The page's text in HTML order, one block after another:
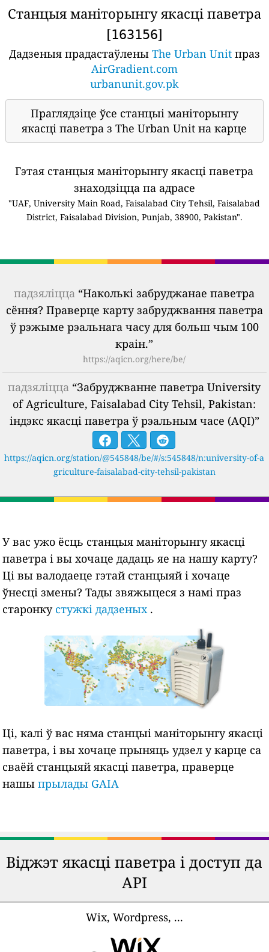
Станцыя маніторынгу якасці паветра
[163156]
Дадзеныя прадастаўлены The Urban Unit праз
AirGradient.com
urbanunit.gov.pk
Праглядзіце ўсе станцыі маніторынгу
якасці паветра з The Urban Unit на карце
Гэтая станцыя маніторынгу якасці паветра
знаходзіцца па адрасе
"UAF, University Main Road, Faisalabad City Tehsil, Faisalabad
District, Faisalabad Division, Punjab, 38900, Pakistan".
падзяліцца “Наколькі забруджанае паветра
сёння? Праверце карту забруджвання паветра
ў рэжыме рэальнага часу для больш чым 100
краін.”
https://aqicn.org/here/be/
падзяліцца “Забруджванне паветра University
of Agriculture, Faisalabad City Tehsil, Pakistan:
індэкс якасці паветра ў рэальным часе (AQI)”
https://aqicn.org/station/@545848/be/#/s:545848/n:university-of-a
griculture-faisalabad-city-tehsil-pakistan
У вас ужо ёсць станцыя маніторынгу якасці
паветра і вы хочаце дадаць яе на нашу карту?
Ці вы валодаеце гэтай станцыяй і хочаце
ўнесці змены? Тады звяжыцеся з намі праз
старонку стужкі дадзеных.
Ці, калі ў вас няма станцыі маніторынгу якасці
паветра, і вы хочаце прыняць удзел у карце са
сваёй станцыяй якасці паветра, праверце
нашыпрылады GAIA
Віджэт якасці паветра і доступ да
API
Wix, Wordpress, ...